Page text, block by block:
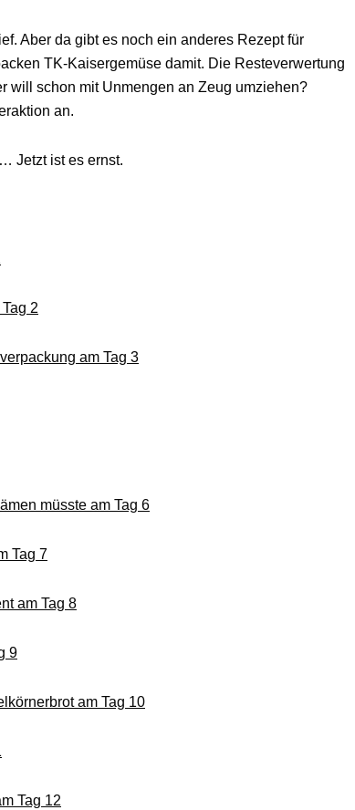
Aber da gibt es noch ein anderes Rezept für
TK-Kaisergemüse damit. Die Resteverwertung
will schon mit Unmengen an Zeug umziehen?
an.
Jetzt ist es ernst.
2
am Tag 3
müsste am Tag 6
Tag 7
am Tag 8
9
am Tag 10
Tag 12